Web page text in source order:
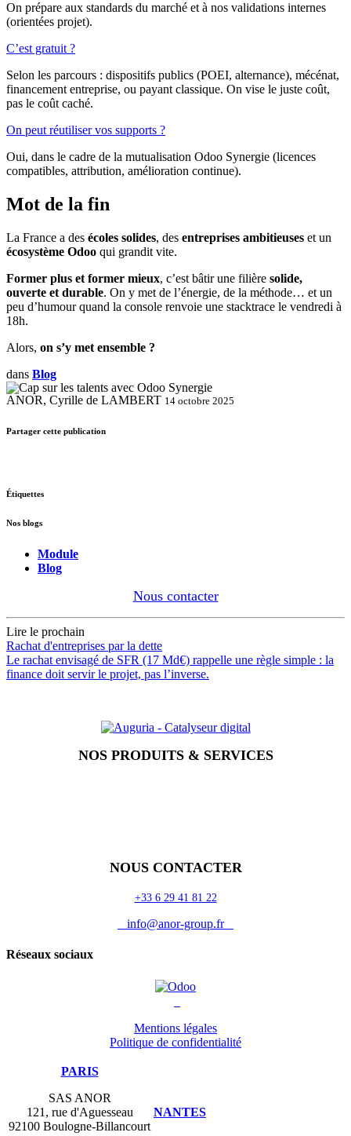
On prépare aux standards du marché et à nos validations internes
(orientées projet).
C’est gratuit ?
Selon les parcours : dispositifs publics (POEI, alternance), mécénat,
financement entreprise, ou payant classique. On vise le juste coût,
pas le coût caché.
On peut réutiliser vos supports ?
Oui, dans le cadre de la mutualisation Odoo Synergie (licences
compatibles, attribution, amélioration continue).
Mot de la fin
La France a des écoles solides, des entreprises ambitieuses et un
écosystème Odoo qui grandit vite.
Former plus et former mieux, c’est bâtir une filière solide,
ouverte et durable. On y met de l’énergie, de la méthode… et un
peu d’humour quand la console renvoie une stacktrace le vendredi à
18h.
Alors, on s’y met ensemble ?
dans Blog
ANOR, Cyrille de LAMBERT 14 octobre 2025
Partager cette publication
Étiquettes
Nos blogs
Module
Blog
Nous contacter
Lire le prochain
Rachat d'entreprises par la dette
Le rachat envisagé de SFR (17 Md€) rappelle une règle simple : la
finance doit servir le projet, pas l’inverse.
NOS PRODUITS & SERVICES
NOUS CONTACTER
+33 6 29 41 81 22
info@anor-group.fr
Réseaux sociaux
Mentions légales
Politique de confidentialité
PARIS
SAS ANOR
121, rue d'Aguesseau
92100 Boulogne-Billancourt
NANTES